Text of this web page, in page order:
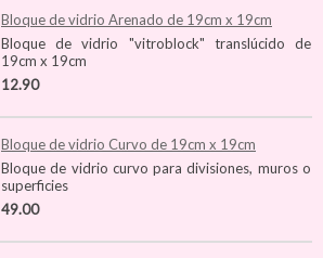
Bloque de vidrio Arenado de 19cm x 19cm
Bloque de vidrio "vitroblock" translúcido de
19cm x 19cm
12.90
Bloque de vidrio Curvo de 19cm x 19cm
Bloque de vidrio curvo para divisiones, muros o
superficies
49.00